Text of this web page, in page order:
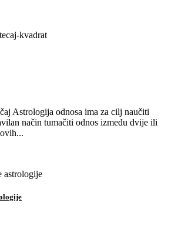
Astrologija odnosa ima za cilj naučiti
način tumačiti odnos između dvije ili